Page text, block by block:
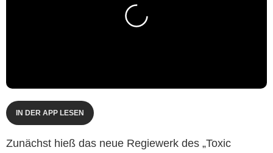
IN DER APP LESEN
Zunächst hieß das neue Regiewerk des „Toxic